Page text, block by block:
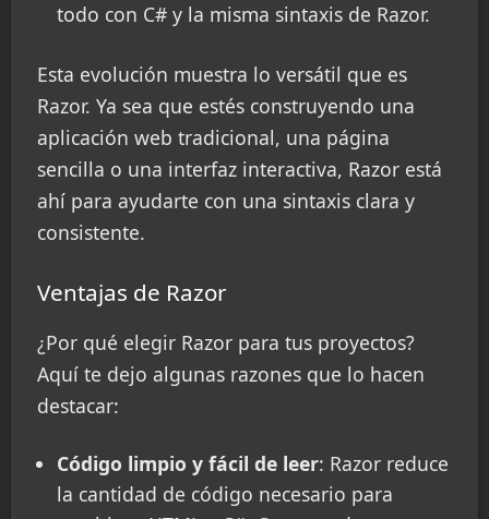
todo con C# y la misma sintaxis de Razor.
Esta evolución muestra lo versátil que es
Razor. Ya sea que estés construyendo una
aplicación web tradicional, una página
sencilla o una interfaz interactiva, Razor está
ahí para ayudarte con una sintaxis clara y
consistente.
Ventajas de Razor
¿Por qué elegir Razor para tus proyectos?
Aquí te dejo algunas razones que lo hacen
destacar:
Código limpio y fácil de leer: Razor reduce
la cantidad de código necesario para